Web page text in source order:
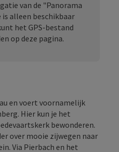
van de "Panorama
alleen beschikbaar
het GPS-bestand
op deze pagina.
en voert voornamelijk
Hier kun je het
bewonderen.
over mooie zijwegen naar
Via Pierbach en het